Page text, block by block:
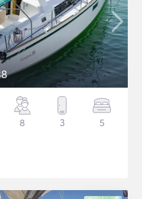
8 3 5